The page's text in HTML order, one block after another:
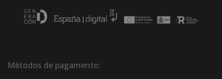
Métodos de pagamento: